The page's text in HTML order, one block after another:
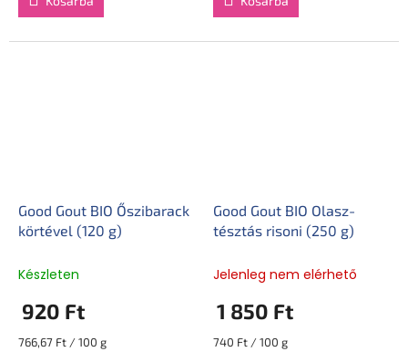
Good Gout BIO Őszibarack
körtével (120 g)
Készleten
920 Ft
Egységár:
766,67 Ft / 100 g
Good Gout BIO Olasz-
tésztás risoni (250 g)
Jelenleg nem elérhető
1 850 Ft
Egységár:
740 Ft / 100 g